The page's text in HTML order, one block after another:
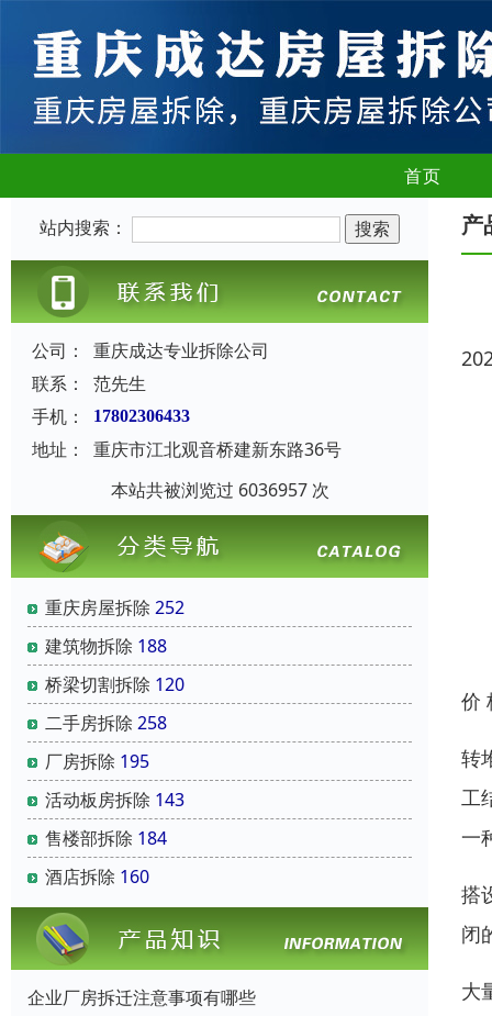
首页
站内搜索：
公司：
重庆成达专业拆除公司
联系：
范先生
手机：
17802306433
地址：
重庆市江北观音桥建新东路36号
本站共被浏览过 6036957 次
重庆房屋拆除 252
建筑物拆除 188
桥梁切割拆除 120
二手房拆除 258
厂房拆除 195
活动板房拆除 143
售楼部拆除 184
酒店拆除 160
企业厂房拆迁注意事项有哪些
产
价
转
工
一
搭
闭
大